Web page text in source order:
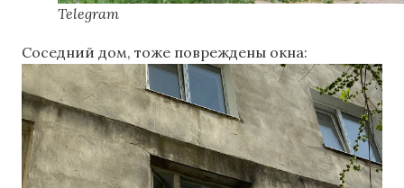
Telegram
Соседний дом, тоже повреждены окна: